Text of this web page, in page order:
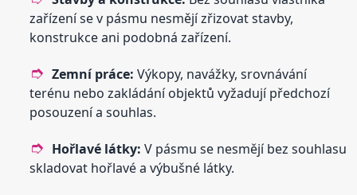
zařízení se v pásmu nesmějí zřizovat stavby,
konstrukce ani podobná zařízení.
Zemní práce: Výkopy, navážky, srovnávání
terénu nebo zakládání objektů vyžadují předchozí
posouzení a souhlas.
Hořlavé látky: V pásmu se nesmějí bez souhlasu
skladovat hořlavé a výbušné látky.